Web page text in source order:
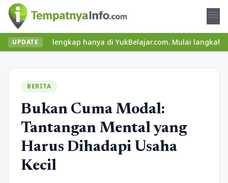
menu
UPDATE
lengkap hanya di YukBelajar.com. Mulai langkah suksesmu
BERITA
Bukan Cuma Modal:
Tantangan Mental yang
Harus Dihadapi Usaha
Kecil